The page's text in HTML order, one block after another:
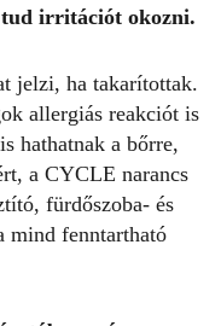
irritációt okozni.
jelzi, ha takarítottak.
allergiás reakciót is
hathatnak a bőrre,
a CYCLE narancs
fürdőszoba- és
mind fenntartható